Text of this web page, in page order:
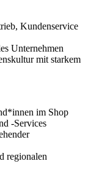
Kundenservice
Unternehmen
mit starkem
im Shop
-Services
regionalen